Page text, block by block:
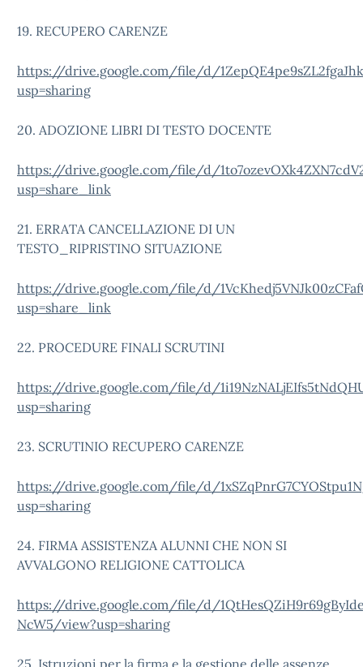
19. RECUPERO CARENZE
https://drive.google.com/file/d/
usp=sharing
20. ADOZIONE LIBRI DI TESTO DOCENTE
https://drive.google.com/file/d/
usp=share_link
21. ERRATA CANCELLAZIONE DI UN
TESTO_RIPRISTINO SITUAZIONE
https://drive.google.com/file/d/
usp=share_link
22. PROCEDURE FINALI SCRUTINI
https://drive.google.com/file/d/
usp=sharing
23. SCRUTINIO RECUPERO CARENZE
https://drive.google.com/file/d/
usp=sharing
24. FIRMA ASSISTENZA ALUNNI CHE NON SI
AVVALGONO RELIGIONE CATTOLICA
https://drive.google.com/file/d/
NcW5/view?usp=sharing
25. Istruzioni per la firma e la gestione delle assenze